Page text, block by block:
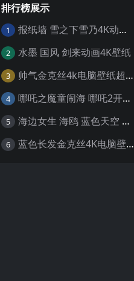
排行榜展示
1 报纸墙 雪之下雪乃4K动漫壁纸
2 水墨 国风 剑来动画4K壁纸
3 帅气金克丝4k电脑壁纸超清
4 哪吒之魔童闹海 哪吒2开场4K壁纸
5 海边女生 海鸥 蓝色天空 4K壁纸
6 蓝色长发金克丝4K电脑壁纸